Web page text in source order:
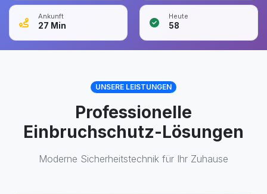
Ankunft
27 Min
Heute
58
UNSERE LEISTUNGEN
Professionelle
Einbruchschutz-Lösungen
Moderne Sicherheitstechnik für Ihr Zuhause